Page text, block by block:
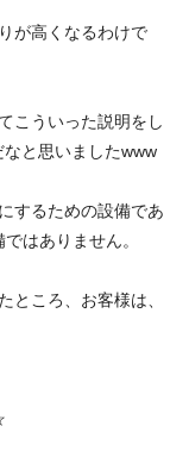
が高くなるわけで
こういった説明をし
と思いましたwww
するための設備であ
はありません。
ところ、お客様は、